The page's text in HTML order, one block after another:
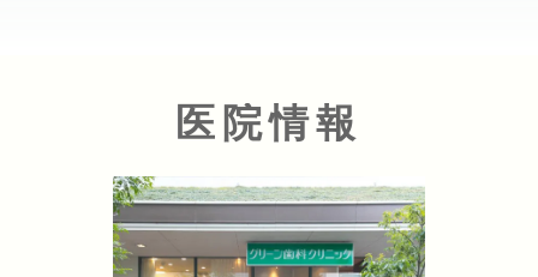
Vision
理想の姿
1,
歯医者の概念を超えた健康ステーションに
医院情報